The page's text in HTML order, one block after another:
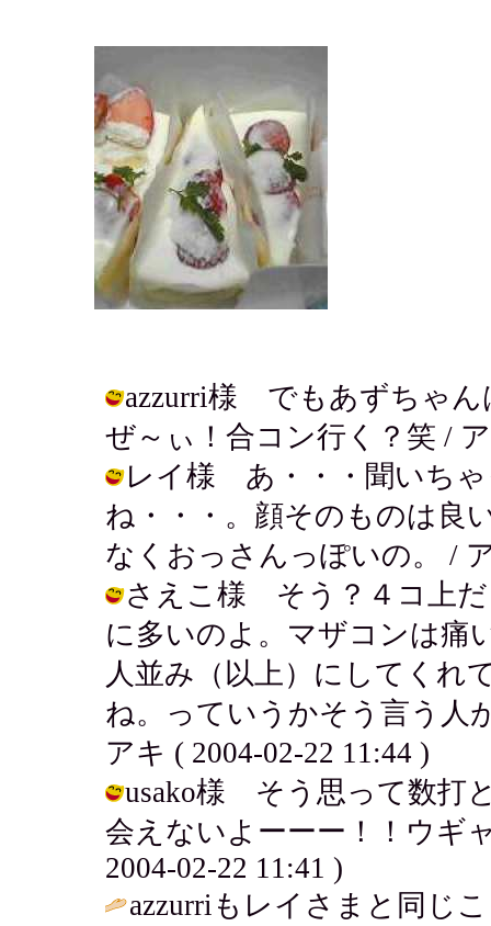
azzurri様 でもあずちゃん
ぜ～ぃ！合コン行く？笑 /
レイ様 あ・・・聞いちゃ
ね・・・。顔そのものは良
なくおっさんっぽいの。 /
さえこ様 そう？４コ上だ
に多いのよ。マザコンは痛
人並み（以上）にしてくれ
ね。っていうかそう言う人
アキ ( 2004-02-22 11:44 )
usako様 そう思って数打
会えないよーーー！！ウギ
2004-02-22 11:41 )
azzurriもレイさまと同じ